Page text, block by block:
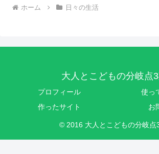
ホーム 日々の生活
大人とこどもの分岐点
プロフィール
使っ
作ったサイト
お
© 2016 大人とこどもの分岐点